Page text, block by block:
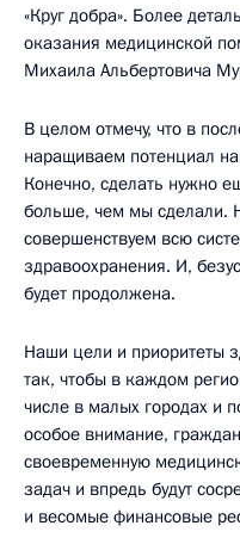
«Круг добра». Более
оказания медицинской
Михаила Альбертовича
В целом отмечу, что в
наращиваем потенциал
Конечно, сделать нужно
больше, чем мы сделали.
совершенствуем всю
здравоохранения. И,
будет продолжена.
Наши цели и приоритеты
так, чтобы в каждом
числе в малых городах и
особое внимание,
своевременную
задач и впредь будут
и весомые финансовые